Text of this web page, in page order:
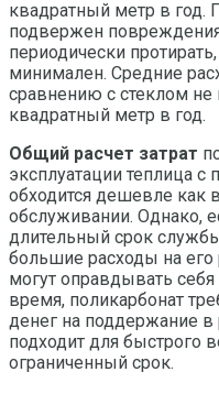
квадратный метр в год.
подвержен
периодически
минимален. Средние
сравнению с стеклом
квадратный метр в год.
Общий расчет затрат
эксплуатации теплица с
обходится дешевле как
обслуживании. Однако,
длительный срок
большие расходы на его
могут оправдывать
время, поликарбонат
денег на поддержание в
подходит для быстрого
ограниченный срок.